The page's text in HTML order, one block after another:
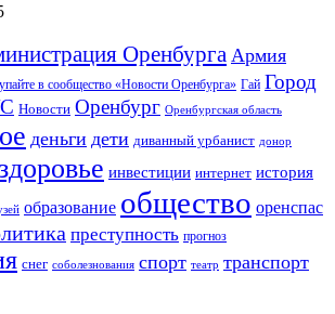
Оренбурга Армия
в сообщество «Новости Оренбурга» Гай Город
Новости Оренбург Оренбургская область
деньги дети диванный урбанист донор
инвестиции интернет история
образование общество оренспас
преступность прогноз
снег соболезнования спорт театр транспорт